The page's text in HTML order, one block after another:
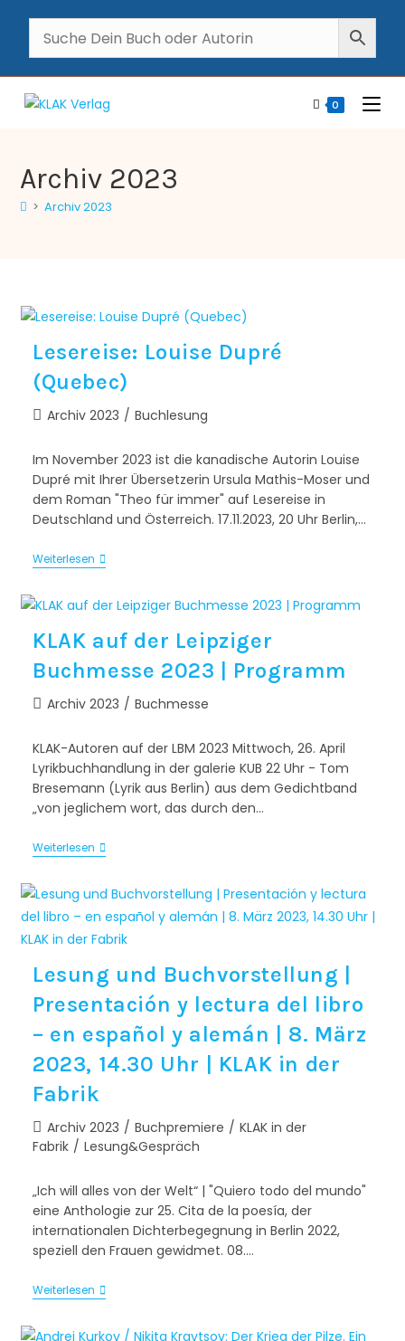
0
Archiv 2023
> Archiv 2023
Lesereise: Louise Dupré
(Quebec)
Archiv 2023 / Buchlesung
Im November 2023 ist die kanadische Autorin Louise
Dupré mit Ihrer Übersetzerin Ursula Mathis-Moser und
dem Roman "Theo für immer" auf Lesereise in
Deutschland und Österreich. 17.11.2023, 20 Uhr Berlin,…
Weiterlesen
KLAK auf der Leipziger
Buchmesse 2023 | Programm
Archiv 2023 / Buchmesse
KLAK-Autoren auf der LBM 2023 Mittwoch, 26. April
Lyrikbuchhandlung in der galerie KUB 22 Uhr - Tom
Bresemann (Lyrik aus Berlin) aus dem Gedichtband
„von jeglichem wort, das durch den…
Weiterlesen
Lesung und Buchvorstellung |
Presentación y lectura del libro
– en español y alemán | 8. März
2023, 14.30 Uhr | KLAK in der
Fabrik
Archiv 2023 / Buchpremiere / KLAK in der
Fabrik / Lesung&Gespräch
„Ich will alles von der Welt“ | "Quiero todo del mundo"
eine Anthologie zur 25. Cita de la poesía, der
internationalen Dichterbegegnung in Berlin 2022,
speziell den Frauen gewidmet. 08.…
Weiterlesen